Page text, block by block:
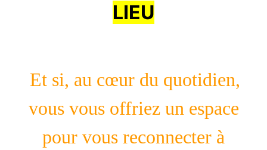
LIEU
Et si, au cœur du quotidien,
vous vous offriez un espace
pour vous reconnecter à